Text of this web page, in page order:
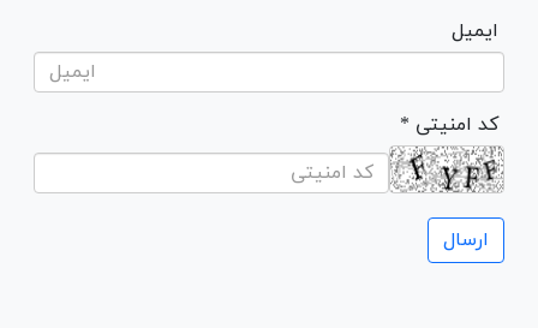
ایمیل
* کد امنیتی